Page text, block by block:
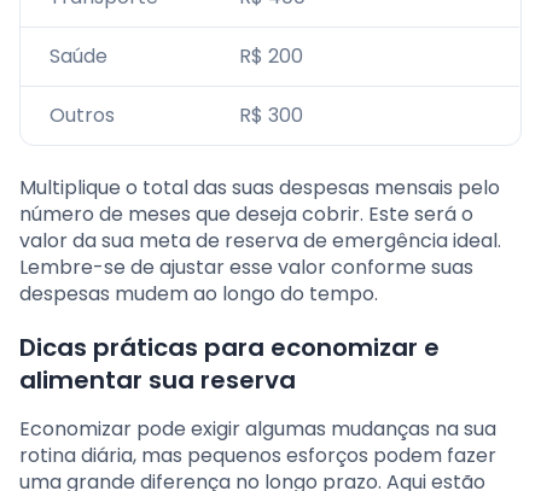
Saúde R$ 200
Outros R$ 300
Multiplique o total das suas despesas mensais pelo
número de meses que deseja cobrir. Este será o
valor da sua meta de reserva de emergência ideal.
Lembre-se de ajustar esse valor conforme suas
despesas mudem ao longo do tempo.
Dicas práticas para economizar e
alimentar sua reserva
Economizar pode exigir algumas mudanças na sua
rotina diária, mas pequenos esforços podem fazer
uma grande diferença no longo prazo. Aqui estão